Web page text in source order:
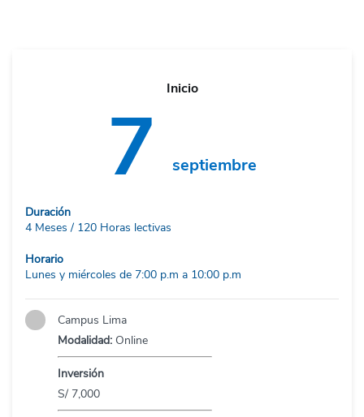
Inicio
7 septiembre
Duración
4 Meses / 120 Horas lectivas
Horario
Lunes y miércoles de 7:00 p.m a 10:00 p.m
Campus Lima
Modalidad: Online
Inversión
S/ 7,000